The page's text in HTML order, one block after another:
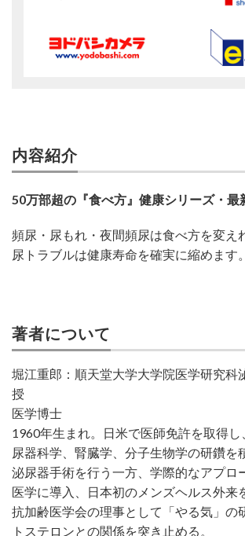
内容紹介
50万部超の『食べ方』健康シリーズ・最
頻尿・尿もれ・夜間頻尿は食べ方を変え
尿トラブルは健康寿命を確実に縮めます。
著者について
堀江重郎：順天堂大学大学院医学研究科
授
医学博士
1960年生まれ。日米で医師免許を取得
尿器科学、腎臓学、分子生物学の研鑽を
泌尿器手術を行う一方、学際的なアプロ
医学に導入、日本初のメンズヘルス外来
抗加齢医学会の理事として「やる気」の
トステロンとの関係を突き止める。